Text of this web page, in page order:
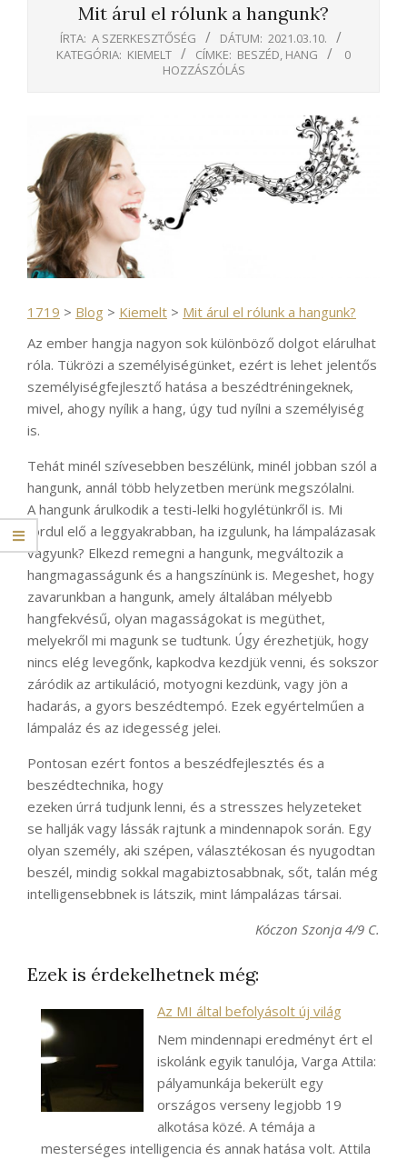
Mit árul el rólunk a hangunk?
ÍRTA: A SZERKESZTŐSÉG DÁTUM: 2021.03.10.
KATEGÓRIA: KIEMELT CÍMKE: BESZÉD, HANG
0
HOZZÁSZÓLÁS
1719 > Blog > Kiemelt > Mit árul el rólunk a hangunk?
Az ember hangja nagyon sok különböző dolgot elárulhat
róla. Tükrözi a személyiségünket, ezért is lehet jelentős
személyiségfejlesztő hatása a beszédtréningeknek,
mivel, ahogy nyílik a hang, úgy tud nyílni a személyiség
is.
Tehát minél szívesebben beszélünk, minél jobban szól a
hangunk, annál több helyzetben merünk megszólalni.
A hangunk árulkodik a testi-lelki hogylétünkről is. Mi
fordul elő a leggyakrabban, ha izgulunk, ha lámpalázasak
vagyunk? Elkezd remegni a hangunk, megváltozik a
hangmagasságunk és a hangszínünk is. Megeshet, hogy
zavarunkban a hangunk, amely általában mélyebb
hangfekvésű, olyan magasságokat is megüthet,
melyekről mi magunk se tudtunk. Úgy érezhetjük, hogy
nincs elég levegőnk, kapkodva kezdjük venni, és sokszor
záródik az artikuláció, motyogni kezdünk, vagy jön a
hadarás, a gyors beszédtempó. Ezek egyértelműen a
lámpaláz és az idegesség jelei.
Pontosan ezért fontos a beszédfejlesztés és a
beszédtechnika, hogy
ezeken úrrá tudjunk lenni, és a stresszes helyzeteket
se hallják vagy lássák rajtunk a mindennapok során. Egy
olyan személy, aki szépen, választékosan és nyugodtan
beszél, mindig sokkal magabiztosabbnak, sőt, talán még
intelligensebbnek is látszik, mint lámpalázas társai.
Kóczon Szonja 4/9 C.
Ezek is érdekelhetnek még:
Az MI által befolyásolt új világ
Nem mindennapi eredményt ért el
iskolánk egyik tanulója, Varga Attila:
pályamunkája bekerült egy
országos verseny legjobb 19
alkotása közé. A témája a
mesterséges intelligencia és annak hatása volt. Attila